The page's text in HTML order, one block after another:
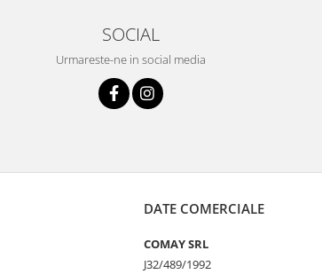
SOCIAL
Urmareste-ne in social media
DATE COMERCIALE
COMAY SRL
J32/489/1992